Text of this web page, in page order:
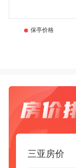
三亚房价